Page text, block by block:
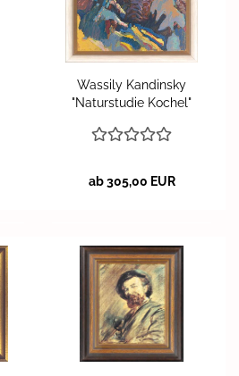
Was­si­ly Kan­din­sky
"Na­tur­stu­die Ko­chel"
ab 305,00 EUR